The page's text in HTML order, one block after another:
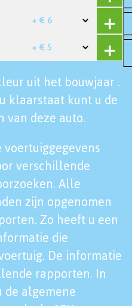
+ € 6
+ € 5
uit het bouwjaar .
klaarstaat kunt u de
van deze auto.
verschillende
Alle
zijn opgenomen
Zo heeft u een
die
De informatie
rapporten. In
de algemene